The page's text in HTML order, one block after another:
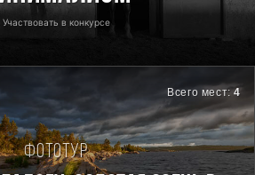
Участвовать в конкурсе
Всего мест:4
Фототур